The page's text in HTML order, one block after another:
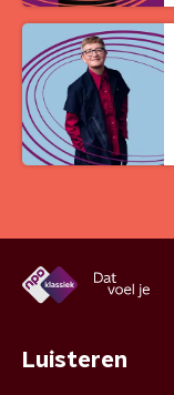
Luisteren